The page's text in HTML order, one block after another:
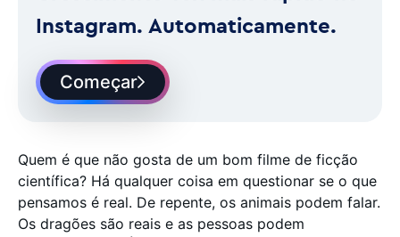
Instagram. Automaticamente.
Começar
Quem é que não gosta de um bom filme de ficção
científica? Há qualquer coisa em questionar se o que
pensamos é real. De repente, os animais podem falar.
Os dragões são reais e as pessoas podem